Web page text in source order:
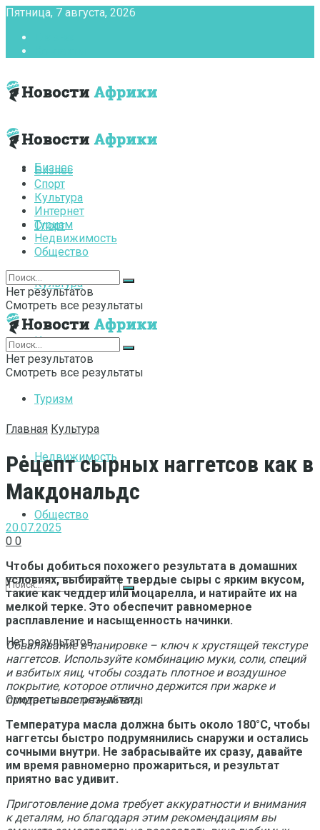
Пятница, 7 августа, 2026
Бизнес
Спорт
Культура
Интернет
Туризм
Недвижимость
Общество
Нет результатов
Смотреть все результаты
Бизнес
Спорт
Культура
Интернет
Туризм
Недвижимость
Общество
Нет результатов
Смотреть все результаты
Нет результатов
Смотреть все результаты
Главная Культура
Рецепт сырных наггетсов как в
Макдональдс
20.07.2025
0 0
Чтобы добиться похожего результата в домашних
условиях, выбирайте твердые сыры с ярким вкусом,
такие как чеддер или моцарелла, и натирайте их на
мелкой терке. Это обеспечит равномерное
расплавление и насыщенность начинки.
Обваливание в панировке – ключ к хрустящей текстуре
наггетсов. Используйте комбинацию муки, соли, специй
и взбитых яиц, чтобы создать плотное и воздушное
покрытие, которое отлично держится при жарке и
придает аппетитный вид.
Температура масла должна быть около 180°C, чтобы
наггетсы быстро подрумянились снаружи и остались
сочными внутри. Не забрасывайте их сразу, давайте
им время равномерно прожариться, и результат
приятно вас удивит.
Приготовление дома требует аккуратности и внимания
к деталям, но благодаря этим рекомендациям вы